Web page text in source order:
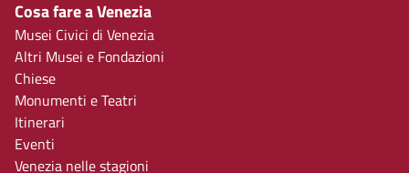
Cosa fare a Venezia
Musei Civici di Venezia
Altri Musei e Fondazioni
Chiese
Monumenti e Teatri
Itinerari
Eventi
Venezia nelle stagioni